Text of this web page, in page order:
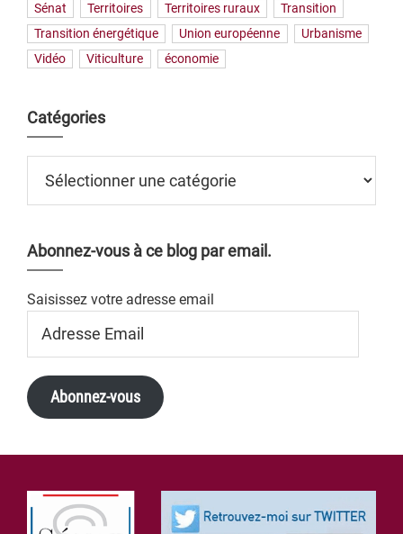
Sénat
Territoires Territoires ruraux
Transition
Transition énergétique
Union européenne
Urbanisme
Vidéo
Viticulture économie
Catégories
Abonnez-vous à ce blog par email.
Saisissez votre adresse email
Email
Abonnez-vous
Footer